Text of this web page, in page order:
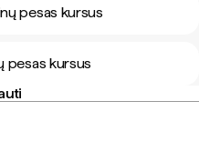
pesas kursus
pesas kursus